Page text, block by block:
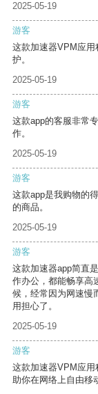
2025-05-19
游客
这款加速器VPM应
护。
2025-05-19
游客
这款app的客服非常
作。
2025-05-19
游客
这款app是我购物的
的商品。
2025-05-19
游客
这款加速器app简直
作办公，都能畅享高
候，经常因为网速慢
用担心了。
2025-05-19
游客
这款加速器VPM应
助你在网络上自由移